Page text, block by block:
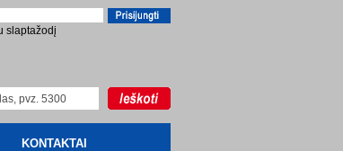
slaptažodį
KONTAKTAI